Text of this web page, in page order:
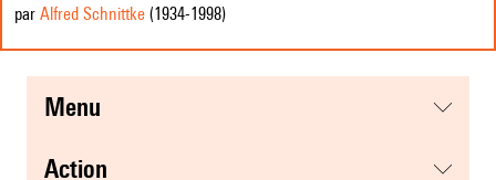
par Alfred Schnittke (1934-1998)
menu
action